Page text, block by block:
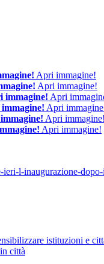
Apri immagine!
Apri immagine!
immagine! Apri
Apri
Apri immagine!
Apri immagine!
l-inaugurazione-
istituzioni e
città